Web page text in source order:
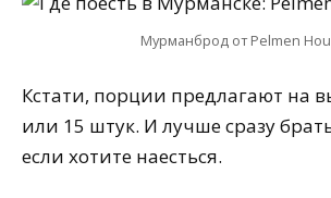
Мурманброд от Pelmen
Кстати, порции предлагают на
или 15 штук. И лучше сразу
если хотите наесться.